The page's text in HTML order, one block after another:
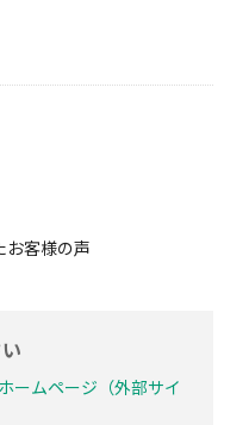
お客様の声
ームページ（外部サイ